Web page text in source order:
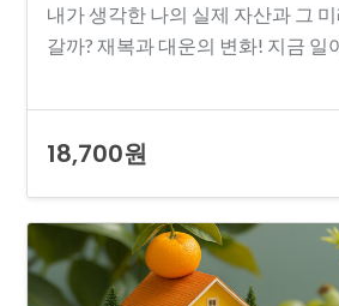
내가 생각한 나의 실제 자산과 그
갈까? 재복과 대운의 변화! 지금 일
18,700원